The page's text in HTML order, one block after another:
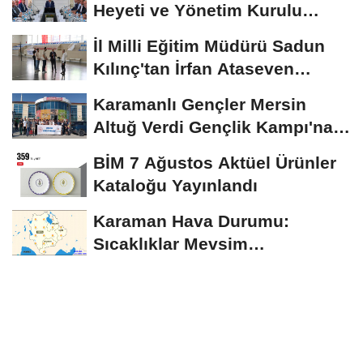
Heyeti ve Yönetim Kurulu
Toplantısı Gerçekleştirildi
İl Milli Eğitim Müdürü Sadun
Kılınç'tan İrfan Ataseven
Karamanlı Gençler Mersin
Altuğ Verdi Gençlik Kampı'na
Uğurlandı
BİM 7 Ağustos Aktüel Ürünler
Kataloğu Yayınlandı
Karaman Hava Durumu:
Sıcaklıklar Mevsim